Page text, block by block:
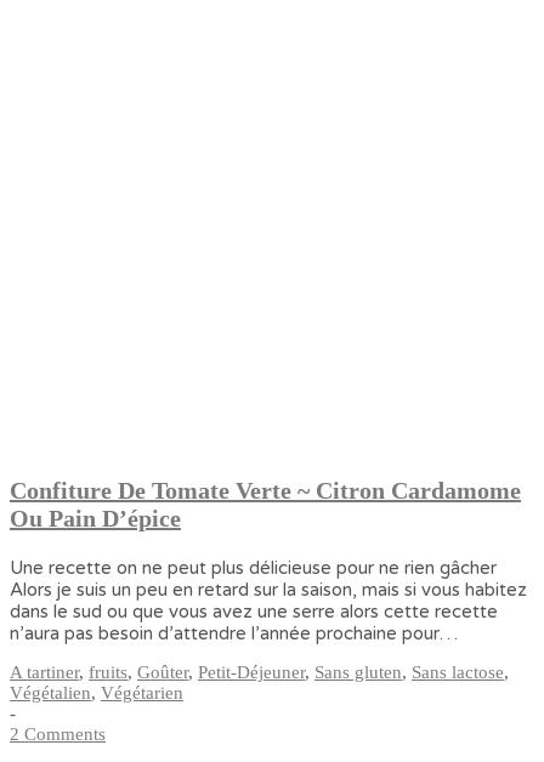
Confiture De Tomate Verte ~ Citron Cardamome
Ou Pain D’épice
Une recette on ne peut plus délicieuse pour ne rien gâcher
Alors je suis un peu en retard sur la saison, mais si vous habitez
dans le sud ou que vous avez une serre alors cette recette
n’aura pas besoin d’attendre l’année prochaine pour…
A tartiner, fruits, Goûter, Petit-Déjeuner, Sans gluten, Sans lactose,
Végétalien, Végétarien
-
2 Comments